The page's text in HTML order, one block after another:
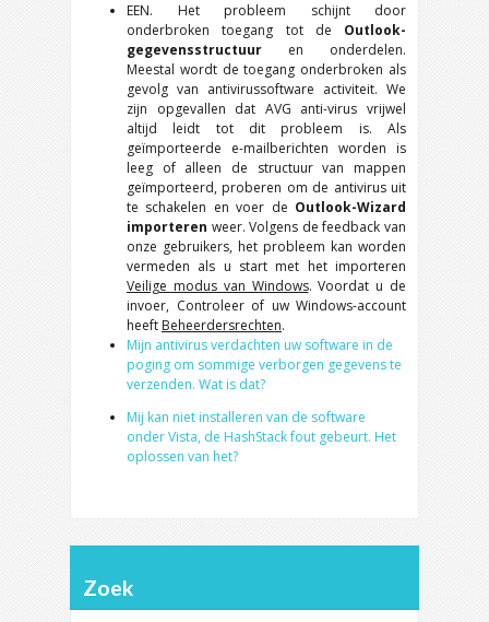
EEN. Het probleem schijnt door
onderbroken toegang tot de Outlook-
gegevensstructuur en onderdelen.
Meestal wordt de toegang onderbroken als
gevolg van antivirussoftware activiteit. We
zijn opgevallen dat AVG anti-virus vrijwel
altijd leidt tot dit probleem is. Als
geïmporteerde e-mailberichten worden is
leeg of alleen de structuur van mappen
geïmporteerd, proberen om de antivirus uit
te schakelen en voer de Outlook-Wizard
importeren weer. Volgens de feedback van
onze gebruikers, het probleem kan worden
vermeden als u start met het importeren
Veilige modus van Windows. Voordat u de
invoer, Controleer of uw Windows-account
heeft Beheerdersrechten.
Mijn antivirus verdachten uw software in de
poging om sommige verborgen gegevens te
verzenden. Wat is dat?
Mij kan niet installeren van de software
onder Vista, de HashStack fout gebeurt. Het
oplossen van het?
Zoek